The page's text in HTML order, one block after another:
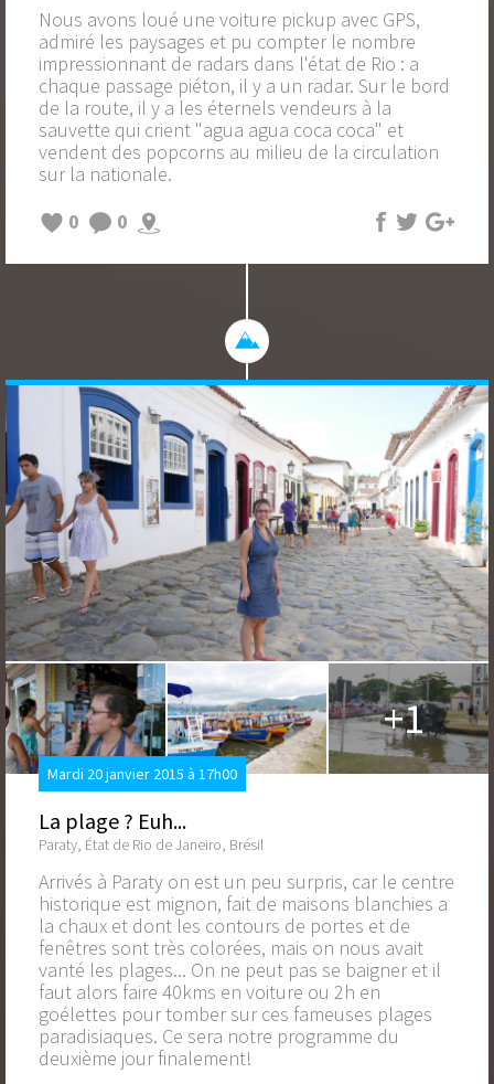
Nous avons loué une voiture pickup avec GPS,
admiré les paysages et pu compter le nombre
impressionnant de radars dans l'état de Rio : a
chaque passage piéton, il y a un radar. Sur le bord
de la route, il y a les éternels vendeurs à la
sauvette qui crient "agua agua coca coca" et
vendent des popcorns au milieu de la circulation
sur la nationale.
0
0
+1
Mardi 20 janvier 2015 à 17h00
La plage ? Euh...
Paraty, État de Rio de Janeiro, Brésil
Arrivés à Paraty on est un peu surpris, car le centre
historique est mignon, fait de maisons blanchies a
la chaux et dont les contours de portes et de
fenêtres sont très colorées, mais on nous avait
vanté les plages... On ne peut pas se baigner et il
faut alors faire 40kms en voiture ou 2h en
goélettes pour tomber sur ces fameuses plages
paradisiaques. Ce sera notre programme du
deuxième jour finalement!